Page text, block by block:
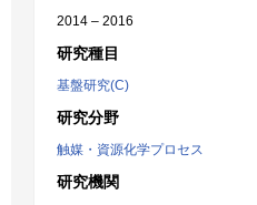
2014 – 2016
研究種目
基盤研究(C)
研究分野
触媒・資源化学プロセス
研究機関